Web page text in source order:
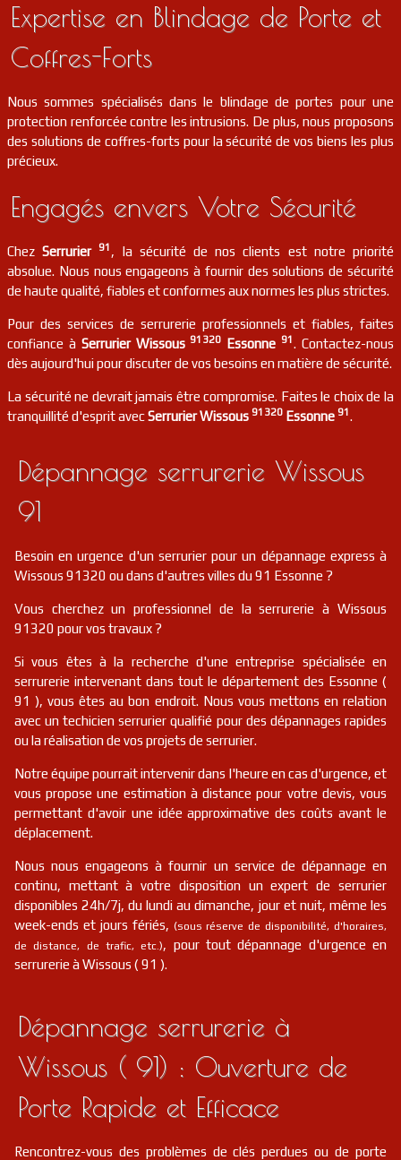
Expertise en Blindage de Porte et
Coffres-Forts
Nous sommes spécialisés dans le blindage de portes pour une
protection renforcée contre les intrusions. De plus, nous proposons
des solutions de coffres-forts pour la sécurité de vos biens les plus
précieux.
Engagés envers Votre Sécurité
ChezSerrurier91 , la sécurité de nos clients est notre priorité
absolue. Nous nous engageons à fournir des solutions de sécurité
de haute qualité, fiables et conformes aux normes les plus strictes.
Pour des services de serrurerie professionnels et fiables, faites
confiance à Serrurier Wissous91320 Essonne91. Contactez-nous
dès aujourd'hui pour discuter de vos besoins en matière de sécurité.
La sécurité ne devrait jamais être compromise. Faites le choix de la
tranquillité d'esprit avecSerrurier Wissous 91320 Essonne 91.
Dépannage serrurerie Wissous
91
Besoin en urgence d'un serrurier pour un dépannage express à
Wissous 91320 ou dans d'autres villes du 91 Essonne ?
Vous cherchez un professionnel de la serrurerie à Wissous
91320 pour vos travaux ?
Si vous êtes à la recherche d'une entreprise spécialisée en
serrurerie intervenant dans tout le département des Essonne (
91 ), vous êtes au bon endroit. Nous vous mettons en relation
avec un techicien serrurier qualifié pour des dépannages rapides
ou la réalisation de vos projets de serrurier.
Notre équipe pourrait intervenir dans l'heure en cas d'urgence, et
vous propose une estimation à distance pour votre devis, vous
permettant d'avoir une idée approximative des coûts avant le
déplacement.
Nous nous engageons à fournir un service de dépannage en
continu, mettant à votre disposition un expert de serrurier
disponibles 24h/7j, du lundi au dimanche, jour et nuit, même les
week-ends et jours fériés, (sous réserve de disponibilité, d'horaires,
de distance, de trafic, etc.), pour tout dépannage d'urgence en
serrurerie à Wissous ( 91 ).
Dépannage serrurerie à
Wissous ( 91) : Ouverture de
Porte Rapide et Efficace
Rencontrez-vous des problèmes de clés perdues ou de porte